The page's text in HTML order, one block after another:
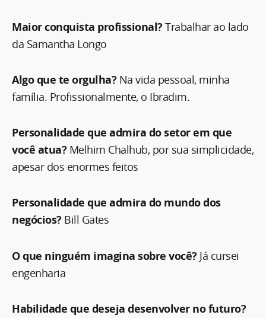
Maior conquista profissional?Trabalhar ao lado
da Samantha Longo
Algo que te orgulha? Na vida pessoal, minha
família. Profissionalmente, o Ibradim.
Personalidade que admira do setor em que
você atua? Melhim Chalhub, por sua simplicidade,
apesar dos enormes feitos
Personalidade que admira do mundo dos
negócios? Bill Gates
O que ninguém imagina sobre você? Já cursei
engenharia
Habilidade que deseja desenvolver no futuro?